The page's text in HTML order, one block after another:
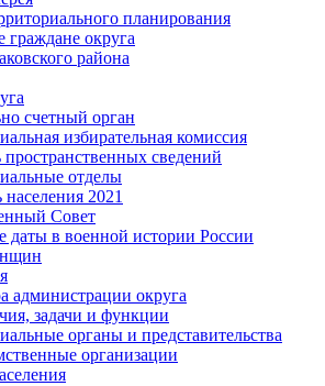
планирования
граждане округа
района
счетный орган
избирательная комиссия
пространственных сведений
отделы
2021
Совет
даты в военной истории России
администрации округа
задачи и функции
органы и представительства
организации